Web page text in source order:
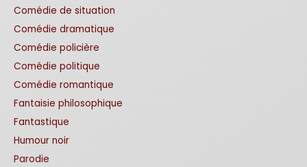
Comédie de situation
Comédie dramatique
Comédie policière
Comédie politique
Comédie romantique
Fantaisie philosophique
Fantastique
Humour noir
Parodie